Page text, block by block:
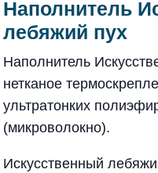
Наполнитель
лебяжий пух
Наполнитель
нетканое
ультратонких
(микроволокно).
Искусственный